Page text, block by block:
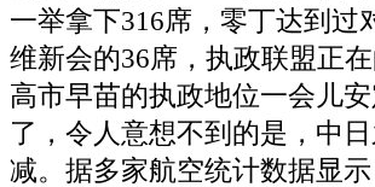
一举拿下316席，零丁达到
维新会的36席，执政联盟正
高市早苗的执政地位一会儿
了，令人意想不到的是，中
减。据多家航空统计数据显